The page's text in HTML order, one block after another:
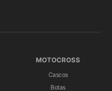
MOTOCROSS
Cascos
Botas